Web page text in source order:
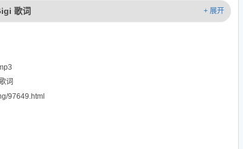
歌词 + 展开
词
97649.html